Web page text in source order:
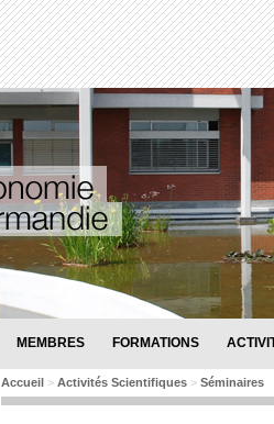
MEMBRES FORMATIONS
Accueil > Activités Scientifiques > Séminaires